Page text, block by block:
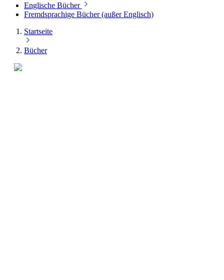
Englische Bücher
Fremdsprachige Bücher (außer Englisch)
Startseite
Bücher